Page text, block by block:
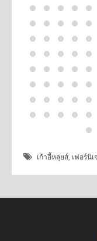
เก้าอี้หลุยส์, เฟอร์นิ